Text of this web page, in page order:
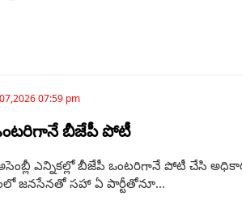
07:59 pm
బీజేపీ పోటీ
ఎన్నికల్లో బీజేపీ ఒంటరిగానే పోటీ చేసి
జనసేనతో సహా ఏ పార్టీతోనూ...